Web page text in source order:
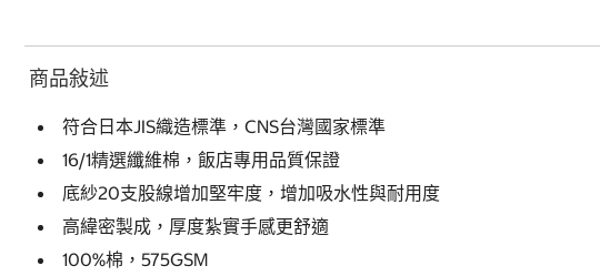
商品敍述
符合日本JIS織造標準，CNS台灣國家標準
16/1精選纖維棉，飯店專用品質保證
底紗20支股線增加堅牢度，增加吸水性與耐用度
高緯密製成，厚度紮實手感更舒適
100%棉，575GSM